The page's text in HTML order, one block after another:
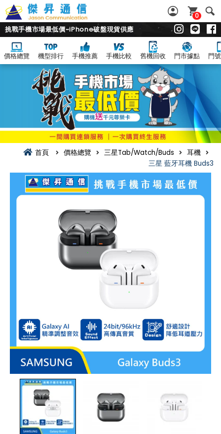
0
挑戰手機市場最低價~iPhone破盤現貨供應
價格總覽 機型排行 手機推薦 手機比較 舊機回收 門市據點 門
首頁 價格總覽 三星Tab/Watch/Buds
耳機
三星 藍牙耳機 Buds3